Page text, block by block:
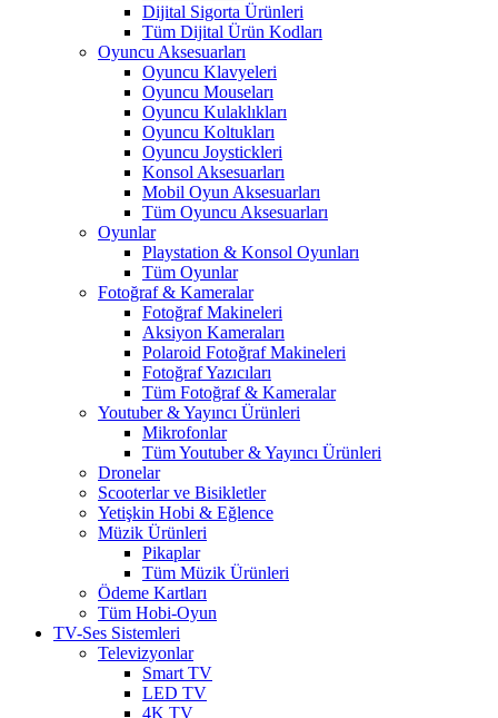
Dijital Sigorta Ürünleri
Tüm Dijital Ürün Kodları
Oyuncu Aksesuarları
Oyuncu Klavyeleri
Oyuncu Mouseları
Oyuncu Kulaklıkları
Oyuncu Koltukları
Oyuncu Joystickleri
Konsol Aksesuarları
Mobil Oyun Aksesuarları
Tüm Oyuncu Aksesuarları
Oyunlar
Playstation & Konsol Oyunları
Tüm Oyunlar
Fotoğraf & Kameralar
Fotoğraf Makineleri
Aksiyon Kameraları
Polaroid Fotoğraf Makineleri
Fotoğraf Yazıcıları
Tüm Fotoğraf & Kameralar
Youtuber & Yayıncı Ürünleri
Mikrofonlar
Tüm Youtuber & Yayıncı Ürünleri
Dronelar
Scooterlar ve Bisikletler
Yetişkin Hobi & Eğlence
Müzik Ürünleri
Pikaplar
Tüm Müzik Ürünleri
Ödeme Kartları
Tüm Hobi-Oyun
TV-Ses Sistemleri
Televizyonlar
Smart TV
LED TV
4K TV